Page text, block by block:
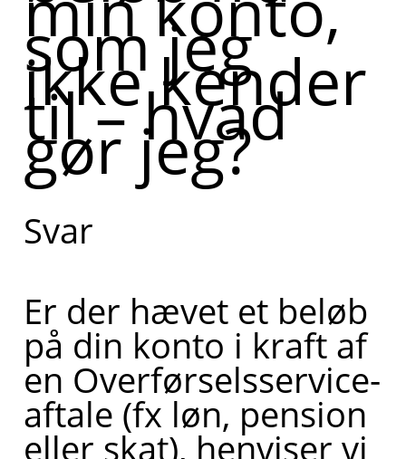
som jeg
ikke kender
til – hvad
gør jeg?
Svar
Er der hævet et beløb
på din konto i kraft af
en Overførselsservice-
aftale (fx løn, pension
eller skat), henviser vi
trukket et
beløb fra
din konto,
som du ikke
kender til.
fortælle lidt
hvad du har
brug for
hjælp til i
den
forbindelse?